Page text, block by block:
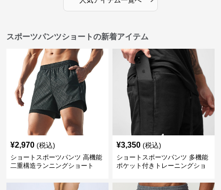
スポーツパンツショートの新着アイテム
¥2,970 (税込)
ショートスポーツパンツ 高機能
二重構造ランニングショート
¥3,350 (税込)
ショートスポーツパンツ 多機能
ポケット付きトレーニングショ